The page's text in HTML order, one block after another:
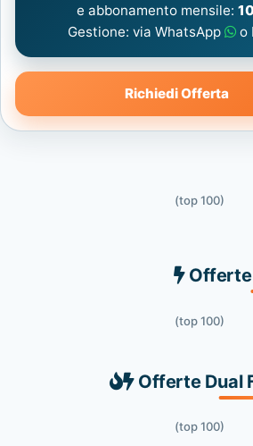
e abbonamento mensile:
Gestione: via WhatsApp
o
Richiedi Offerta
(top 100)
Offerte
(top 100)
Offerte Dual
(top 100)